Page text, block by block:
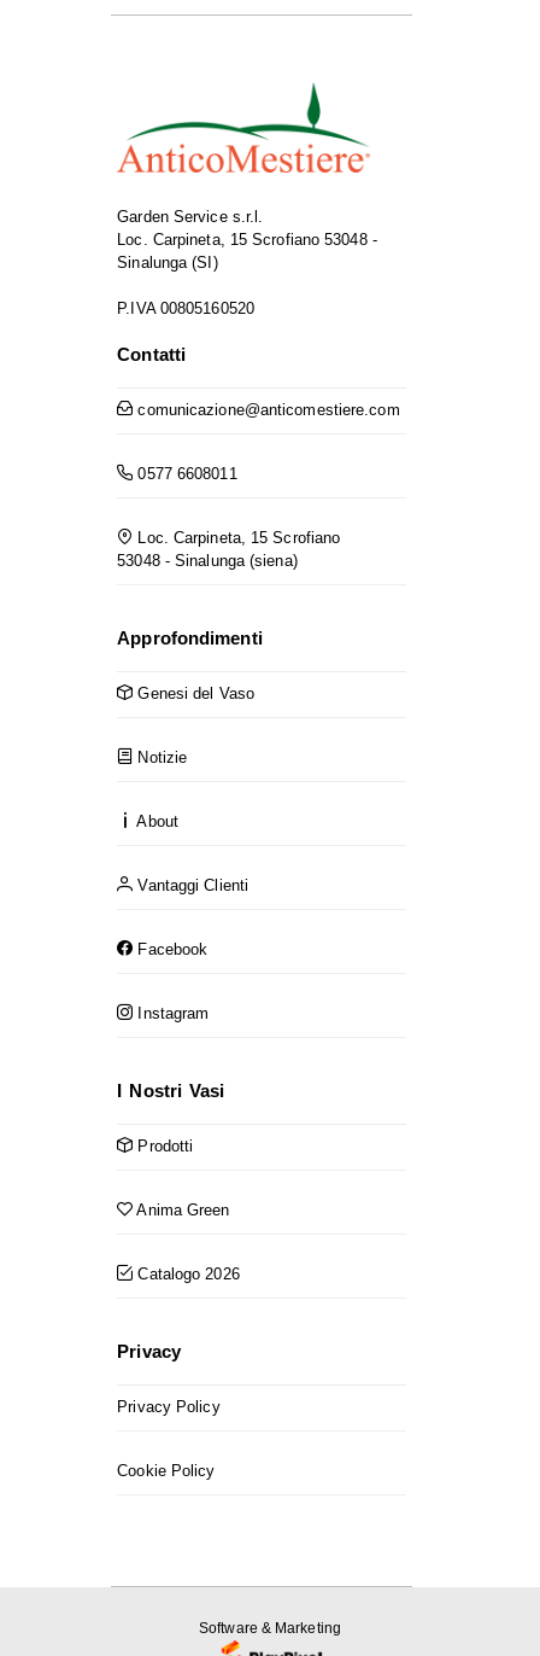
Garden Service s.r.l.
Loc. Carpineta, 15 Scrofiano 53048 -
Sinalunga (SI)
P.IVA 00805160520
Contatti
comunicazione@anticomestiere.com
0577 6608011
Loc. Carpineta, 15 Scrofiano
53048 - Sinalunga (siena)
Approfondimenti
Genesi del Vaso
Notizie
About
Vantaggi Clienti
Facebook
Instagram
I Nostri Vasi
Prodotti
Anima Green
Catalogo 2026
Privacy
Privacy Policy
Cookie Policy
Software & Marketing